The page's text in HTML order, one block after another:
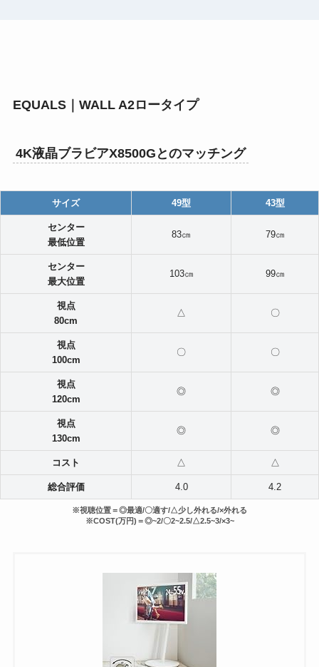
EQUALS｜WALL A2ロータイプ
4K液晶ブラビアX8500Gとのマッチング
サイズ 49型 43型
センター
最低位置
83㎝ 79㎝
センター
最大位置
103㎝ 99㎝
視点
80cm
△ 〇
視点
100cm
〇 〇
視点
120cm
◎ ◎
視点
130cm
◎ ◎
コスト △ △
総合評価 4.0 4.2
※視聴位置＝◎最適/〇適す/△少し外れる/×外れる
※COST(万円)＝◎~2/〇2~2.5/△2.5~3/×3~